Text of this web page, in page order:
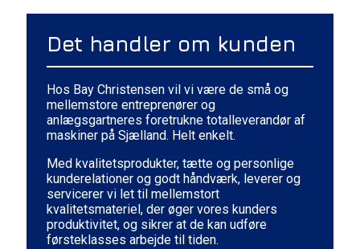
Det handler om kunden
Hos Bay Christensen vil vi være de små og
mellemstore entreprenører og
anlægsgartneres foretrukne totalleverandør af
maskiner på Sjælland. Helt enkelt.
Med kvalitetsprodukter, tætte og personlige
kunderelationer og godt håndværk, leverer og
servicerer vi let til mellemstort
kvalitetsmateriel, der øger vores kunders
produktivitet, og sikrer at de kan udføre
førsteklasses arbejde til tiden.